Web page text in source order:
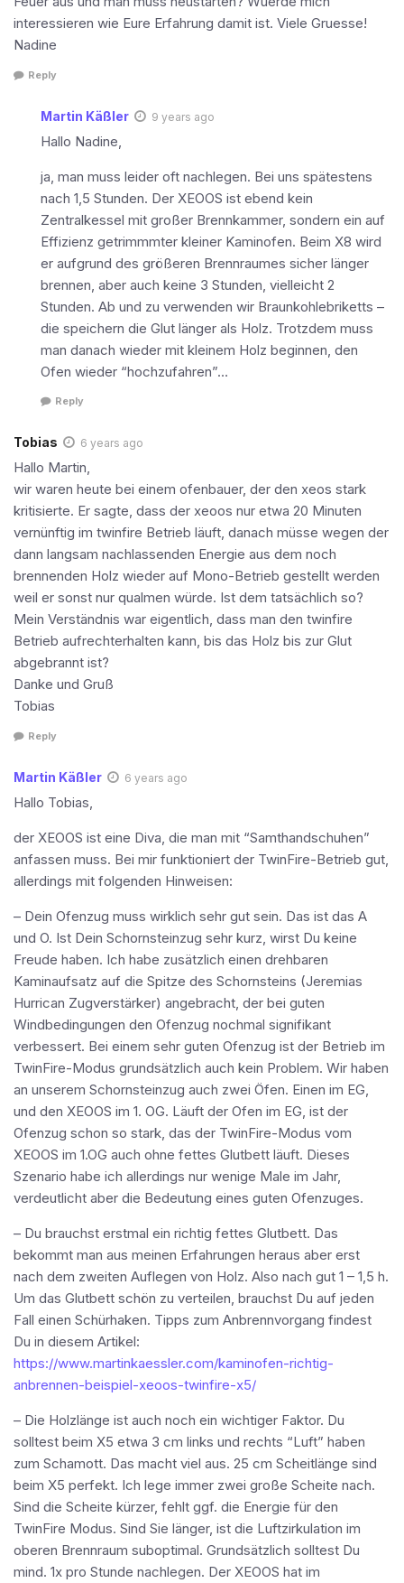
interessieren wie Eure Erfahrung damit ist. Viele Gruesse!
Nadine
Reply
Martin Käßler 9 years ago
Hallo Nadine,
ja, man muss leider oft nachlegen. Bei uns spätestens
nach 1,5 Stunden. Der XEOOS ist ebend kein
Zentralkessel mit großer Brennkammer, sondern ein auf
Effizienz getrimmmter kleiner Kaminofen. Beim X8 wird
er aufgrund des größeren Brennraumes sicher länger
brennen, aber auch keine 3 Stunden, vielleicht 2
Stunden. Ab und zu verwenden wir Braunkohlebriketts –
die speichern die Glut länger als Holz. Trotzdem muss
man danach wieder mit kleinem Holz beginnen, den
Ofen wieder “hochzufahren”…
Reply
Tobias 6 years ago
Hallo Martin,
wir waren heute bei einem ofenbauer, der den xeos stark
kritisierte. Er sagte, dass der xeoos nur etwa 20 Minuten
vernünftig im twinfire Betrieb läuft, danach müsse wegen der
dann langsam nachlassenden Energie aus dem noch
brennenden Holz wieder auf Mono-Betrieb gestellt werden
weil er sonst nur qualmen würde. Ist dem tatsächlich so?
Mein Verständnis war eigentlich, dass man den twinfire
Betrieb aufrechterhalten kann, bis das Holz bis zur Glut
abgebrannt ist?
Danke und Gruß
Tobias
Reply
Martin Käßler 6 years ago
Hallo Tobias,
der XEOOS ist eine Diva, die man mit “Samthandschuhen”
anfassen muss. Bei mir funktioniert der TwinFire-Betrieb gut,
allerdings mit folgenden Hinweisen:
– Dein Ofenzug muss wirklich sehr gut sein. Das ist das A
und O. Ist Dein Schornsteinzug sehr kurz, wirst Du keine
Freude haben. Ich habe zusätzlich einen drehbaren
Kaminaufsatz auf die Spitze des Schornsteins (Jeremias
Hurrican Zugverstärker) angebracht, der bei guten
Windbedingungen den Ofenzug nochmal signifikant
verbessert. Bei einem sehr guten Ofenzug ist der Betrieb im
TwinFire-Modus grundsätzlich auch kein Problem. Wir haben
an unserem Schornsteinzug auch zwei Öfen. Einen im EG,
und den XEOOS im 1. OG. Läuft der Ofen im EG, ist der
Ofenzug schon so stark, das der TwinFire-Modus vom
XEOOS im 1.OG auch ohne fettes Glutbett läuft. Dieses
Szenario habe ich allerdings nur wenige Male im Jahr,
verdeutlicht aber die Bedeutung eines guten Ofenzuges.
– Du brauchst erstmal ein richtig fettes Glutbett. Das
bekommt man aus meinen Erfahrungen heraus aber erst
nach dem zweiten Auflegen von Holz. Also nach gut 1 – 1,5 h.
Um das Glutbett schön zu verteilen, brauchst Du auf jeden
Fall einen Schürhaken. Tipps zum Anbrennvorgang findest
Du in diesem Artikel:
https://www.martinkaessler.com/kaminofen-richtig-
anbrennen-beispiel-xeoos-twinfire-x5/
– Die Holzlänge ist auch noch ein wichtiger Faktor. Du
solltest beim X5 etwa 3 cm links und rechts “Luft” haben
zum Schamott. Das macht viel aus. 25 cm Scheitlänge sind
beim X5 perfekt. Ich lege immer zwei große Scheite nach.
Sind die Scheite kürzer, fehlt ggf. die Energie für den
TwinFire Modus. Sind Sie länger, ist die Luftzirkulation im
oberen Brennraum suboptimal. Grundsätzlich solltest Du
mind. 1x pro Stunde nachlegen. Der XEOOS hat im